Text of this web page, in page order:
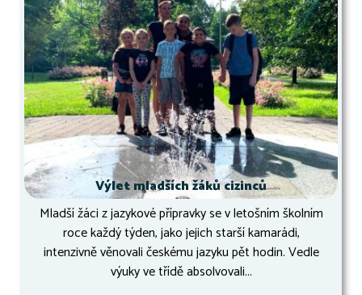
Výlet mladších žáků cizinců
Mladší žáci z jazykové přípravky se v letošním školním
roce každý týden, jako jejich starší kamarádi,
intenzivně věnovali českému jazyku pět hodin. Vedle
výuky ve třídě absolvovali...